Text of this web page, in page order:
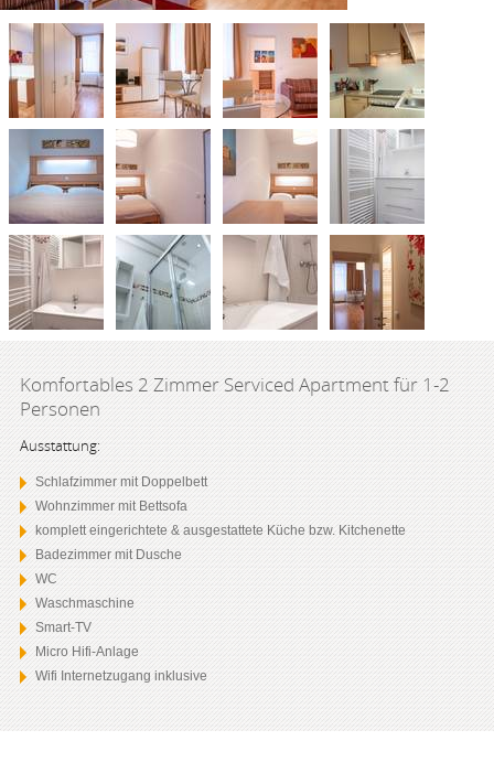
Komfortables 2 Zimmer Serviced Apartment für 1-2
Personen
Ausstattung:
Schlafzimmer mit Doppelbett
Wohnzimmer mit Bettsofa
komplett eingerichtete & ausgestattete Küche bzw. Kitchenette
Badezimmer mit Dusche
WC
Waschmaschine
Smart-TV
Micro Hifi-Anlage
Wifi Internetzugang inklusive